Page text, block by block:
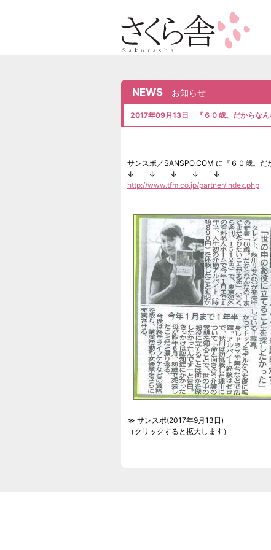
NEWS お知らせ
2017年09月13日 『６０歳。だからなん
サンスポ／SANSPO.COM に『６０歳。
↓ ↓ ↓ ↓ ↓
http://www.tfm.co.jp/partner/index.php
≫ サンスポ(2017年9月13日)
（クリックすると拡大します）